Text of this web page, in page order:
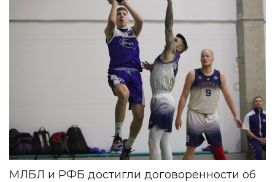
МЛБЛ и РФБ достигли договоренности об